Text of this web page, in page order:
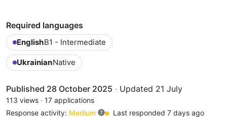
Required languages
EnglishB1 - Intermediate
UkrainianNative
Published 28 October 2025 · Updated 21 July
113 views · 17 applications
Response activity: Medium Last responded 7 days ago